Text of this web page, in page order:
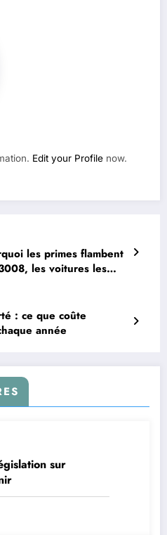
Edit your Profile now.
les primes flambent
les voitures les
: ce que coûte
année
sur